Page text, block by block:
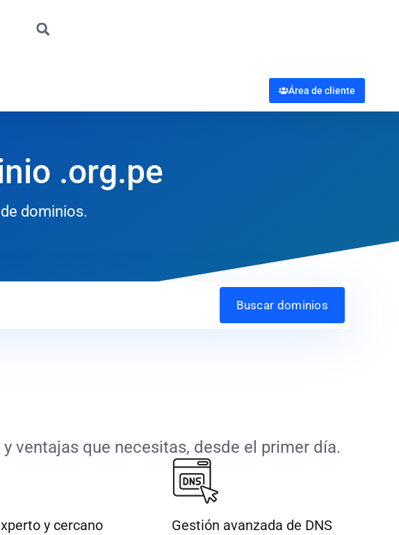
Área de cliente
.org.pe
dominios.
Buscar dominios
ventajas que necesitas, desde el primer día.
y cercano Gestión avanzada de DNS